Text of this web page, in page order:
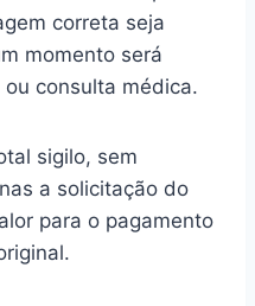
correta seja
momento será
consulta médica.
sigilo, sem
a solicitação do
para o pagamento